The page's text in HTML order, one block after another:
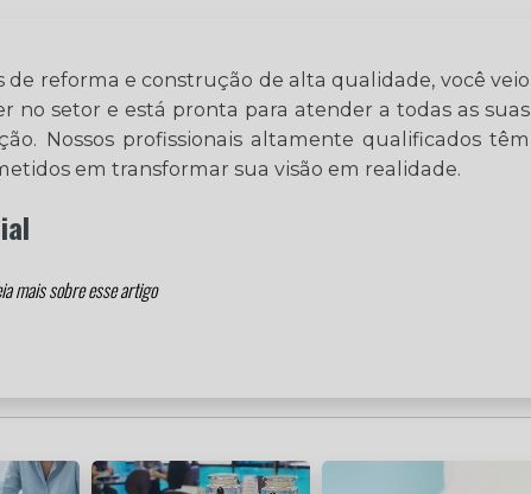
de reforma e construção de alta qualidade, você veio
no setor e está pronta para atender a todas as suas
Nossos profissionais altamente qualificados têm
em transformar sua visão em realidade.